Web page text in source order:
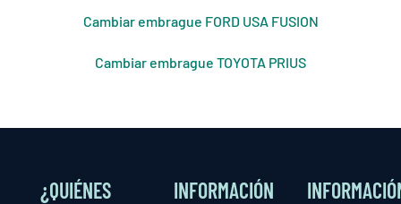
Cambiar embrague FORD USA FUSION
Cambiar embrague TOYOTA PRIUS
¿QUIÉNES
INFORMACIÓN